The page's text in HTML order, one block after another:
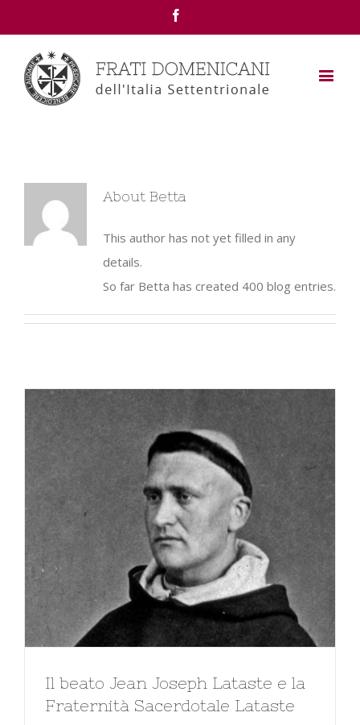
About Betta
This author has not yet filled in any
details.
So far Betta has created 400 blog entries.
Il beato Jean Joseph Lataste e la
Fraternità Sacerdotale Lataste